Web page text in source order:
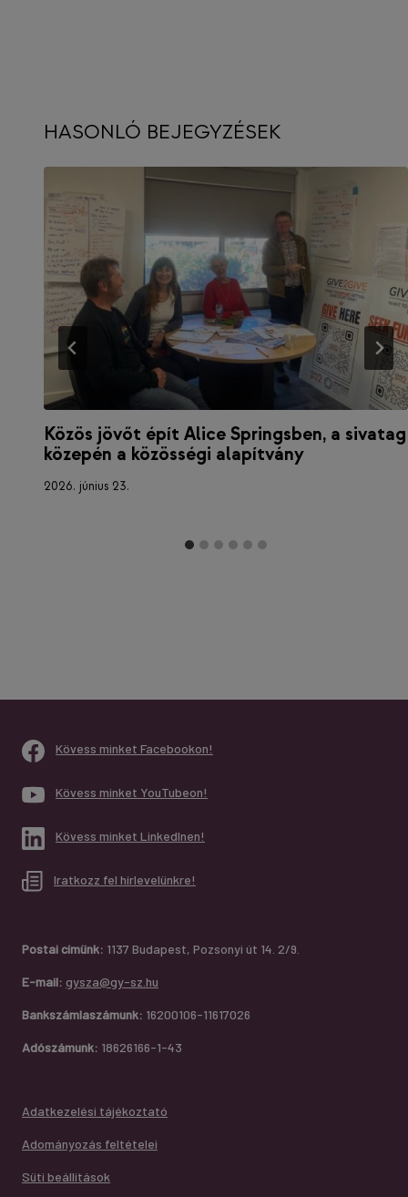
HASONLÓ BEJEGYZÉSEK
Közös jövőt épít Alice Springsben, a sivatag
közepén a közösségi alapítvány
2026. június 23.
Kövess minket Facebookon!
Kövess minket YouTubeon!
Kövess minket LinkedInen!
Iratkozz fel hírlevelünkre!
Postai címünk: 1137 Budapest, Pozsonyi út 14. 2/9.
E-mail: gysza@gy-sz.hu
Bankszámlaszámunk: 16200106-11617026
Adószámunk: 18626166-1-43
Adatkezelési tájékoztató
Adományozás feltételei
Süti beállítások